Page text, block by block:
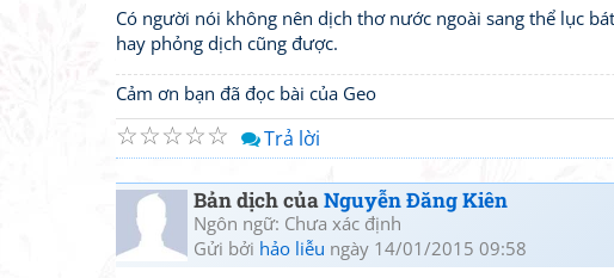
Có người nói không nên dịch thơ nước ngoài sang thể lục
hay phỏng dịch cũng được.
Cảm ơn bạn đã đọc bài của Geo
☆
☆
☆
☆
☆ Trả lời
Bản dịch củaNguyễn Đăng Kiên
Ngôn ngữ: Chưa xác định
Gửi bởi hảo liễu ngày 14/01/2015 09:58